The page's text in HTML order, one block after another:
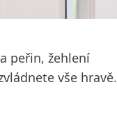
peřin, žehlení
vše hravě.